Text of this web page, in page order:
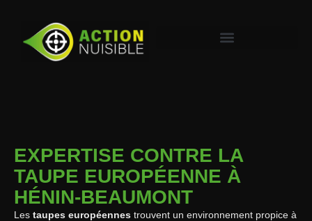
EXPERTISE CONTRE LA
TAUPE EUROPÉENNE À
HÉNIN-BEAUMONT
Les taupes européennes trouvent un environnement propice à